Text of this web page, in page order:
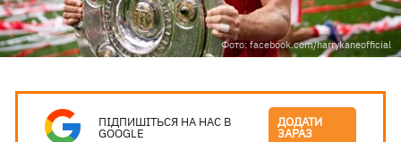
Фото: facebook.com/harrykaneofficial
ПІДПИШІТЬСЯ НА НАС В
GOOGLE
ДОДАТИ
ЗАРАЗ